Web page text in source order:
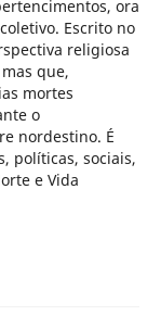
ora
Escrito no
religiosa
que,
mortes
o
nordestino. É
políticas, sociais,
e Vida